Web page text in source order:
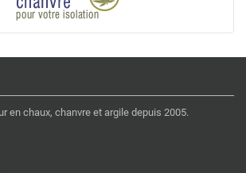
en chaux, chanvre et argile depuis 2005.